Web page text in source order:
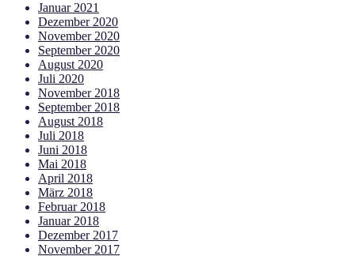
Januar 2021
Dezember 2020
November 2020
September 2020
August 2020
Juli 2020
November 2018
September 2018
August 2018
Juli 2018
Juni 2018
Mai 2018
April 2018
März 2018
Februar 2018
Januar 2018
Dezember 2017
November 2017